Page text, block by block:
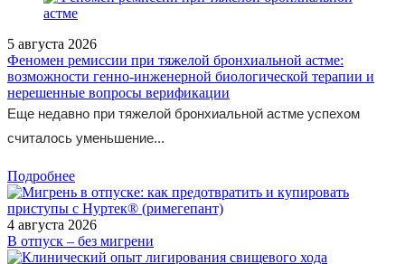
5 августа 2026
Феномен ремиссии при тяжелой бронхиальной астме:
возможности генно-инженерной биологической терапии и
нерешенные вопросы верификации
Еще недавно при тяжелой бронхиальной астме успехом
считалось уменьшение...
Подробнее
4 августа 2026
В отпуск – без мигрени